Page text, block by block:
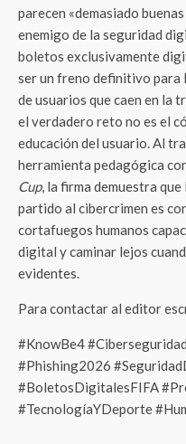
parecen «demasiado
enemigo de la seguridad
boletos exclusivamente
ser un freno definitivo para
de usuarios que caen en la
el verdadero reto no es el
educación del usuario. Al
herramienta pedagógica
Cup, la firma demuestra
partido al cibercrimen es
cortafuegos humanos
digital y caminar lejos
evidentes.
Para contactar al editor
#KnowBe4
#Phishing2026
#BoletosDigitalesFIFA
#TecnologíaYDeporte